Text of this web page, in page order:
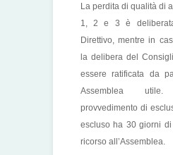
La perdita di qualità di
1, 2 e 3 è
Direttivo, mentre in
la delibera del
essere ratificata da
Assemblea
provvedimento di
escluso ha 30 giorni
ricorso all’Assemblea.